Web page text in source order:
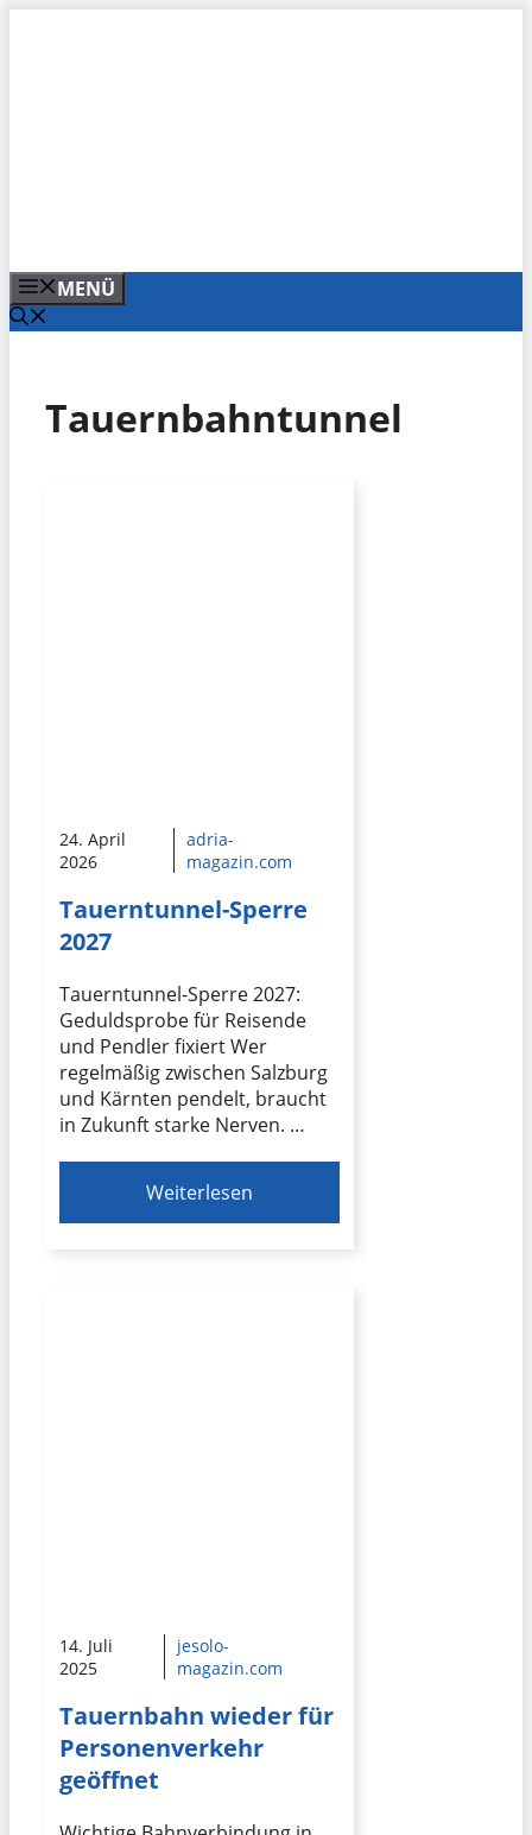
MENÜ
Tauernbahntunnel
24. April
2026
adria-
magazin.com
Tauerntunnel-Sperre
2027
Tauerntunnel-Sperre 2027:
Geduldsprobe für Reisende
und Pendler fixiert Wer
regelmäßig zwischen Salzburg
und Kärnten pendelt, braucht
in Zukunft starke Nerven. …
Weiterlesen
14. Juli
2025
jesolo-
magazin.com
Tauernbahn wieder für
Personenverkehr
geöffnet